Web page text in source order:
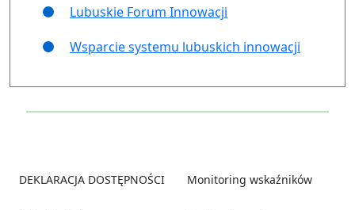
Lubuskie Forum Innowacji
Wsparcie systemu lubuskich innowacji
DEKLARACJA DOSTĘPNOŚCI Monitoring wskaźników